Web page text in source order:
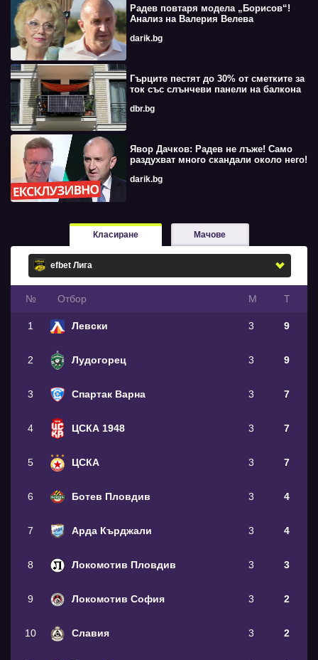
Радев повтаря модела „Борисов“!
Анализ на Валерия Велева
darik.bg
Гърците пестят до 30% от сметките за
ток със слънчеви панели на балкона
dbr.bg
Явор Дачков: Радев не лъже! Само
раздухват много скандали около него!
darik.bg
Класиране Мачове
№ Oтбор М Т
1 Левски 3 9
2 Лудогорец 3 9
3 Спартак Варна 3 7
4 ЦСКА 1948 3 7
5 ЦСКА 3 7
6 Ботев Пловдив 3 4
7 Арда Кърджали 3 4
8 Локомотив Пловдив 3 3
9 Локомотив София 3 2
10 Славия 3 2